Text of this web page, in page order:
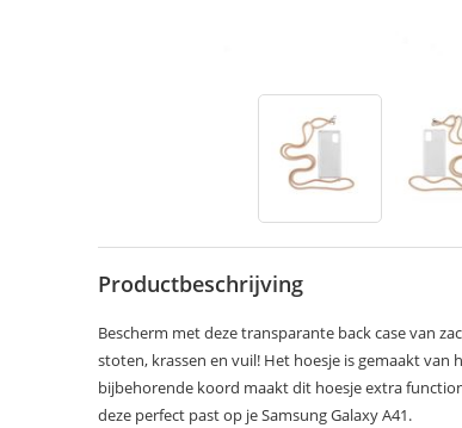
Productbeschrijving
Bescherm met deze transparante back case van
stoten, krassen en vuil! Het hoesje is gemaakt
bijbehorende koord maakt dit hoesje extra
deze perfect past op je Samsung Galaxy A41.